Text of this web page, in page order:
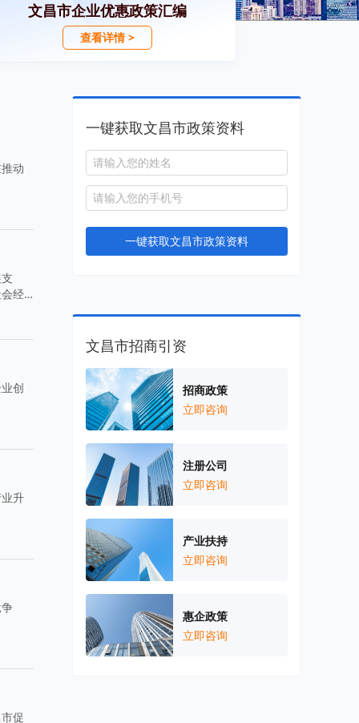
文昌市企业优惠政策汇编
查看详情 >
动
经
创
升
促
一键获取文昌市政策资料
一键获取文昌市政策资料
文昌市招商引资
招商政策
立即咨询
注册公司
立即咨询
产业扶持
立即咨询
惠企政策
立即咨询